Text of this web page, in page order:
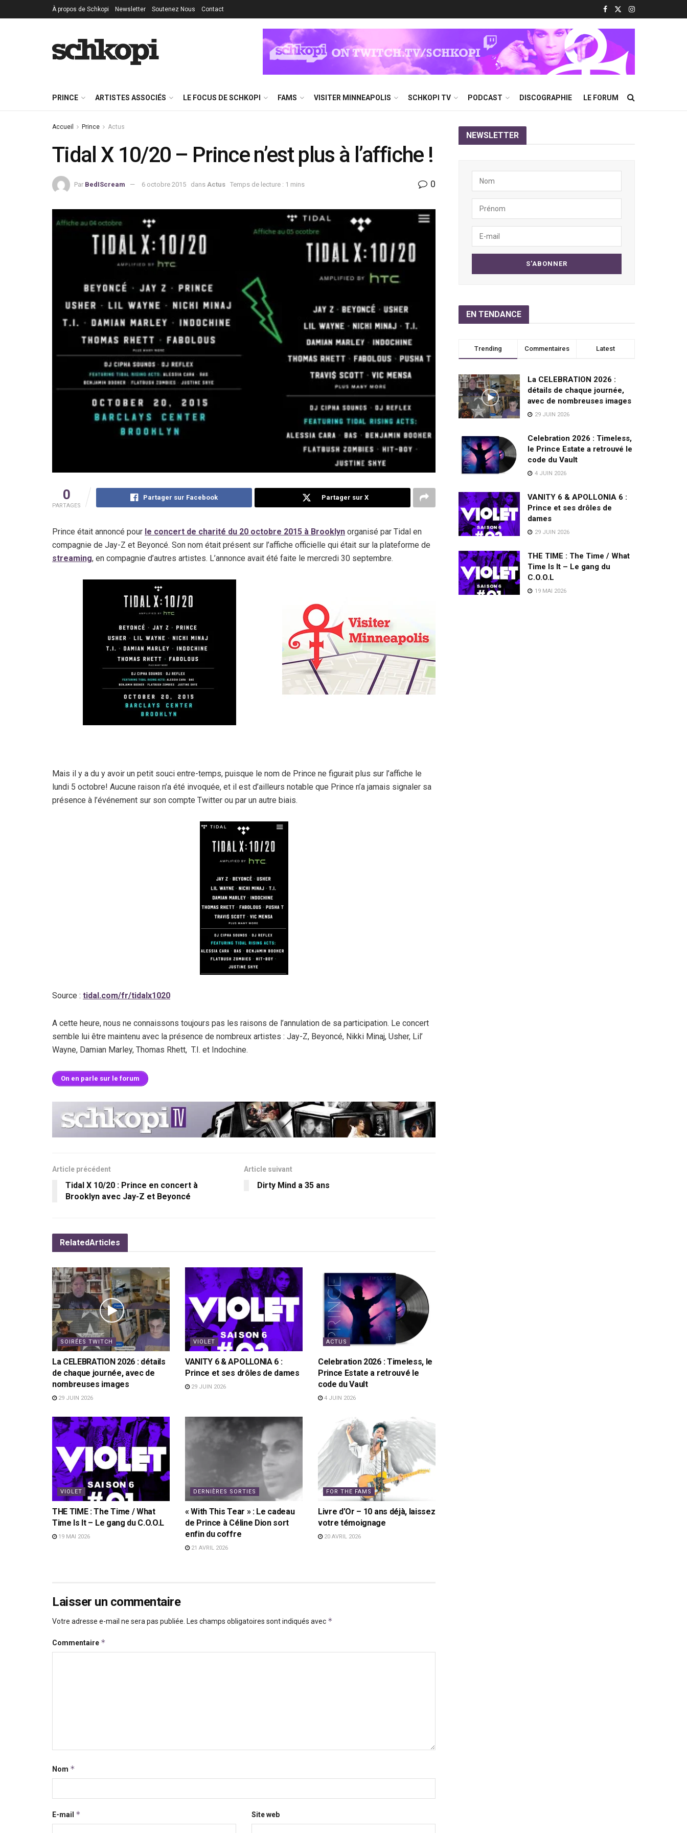
À propos de Schkopi Newsletter Soutenez Nous Contact
PRINCE ARTISTES ASSOCIÉS LE FOCUS DE SCHKOPI FAMS VISITER MINNEAPOLIS SCHKOPI TV PODCAST DISCOGRAPHIE LE FORUM
Accueil Prince Actus
Tidal X 10/20 – Prince n’est plus à l’affiche !
Par BedIScream 6 octobre 2015 dans Actus Temps de lecture : 1 mins 0
0
PARTAGES
Partager sur Facebook Partager sur X
Prince était annoncé pour le concert de charité du 20 octobre 2015 à Brooklyn organisé par Tidal en
compagnie de Jay-Z et Beyoncé. Son nom était présent sur l’affiche officielle qui était sur la plateforme de
streaming, en compagnie d’autres artistes. L’annonce avait été faite le mercredi 30 septembre.
Mais il y a du y avoir un petit souci entre-temps, puisque le nom de Prince ne figurait plus sur l’affiche le
lundi 5 octobre! Aucune raison n’a été invoquée, et il est d’ailleurs notable que Prince n’a jamais signaler sa
présence à l’événement sur son compte Twitter ou par un autre biais.
Source : tidal.com/fr/tidalx1020
A cette heure, nous ne connaissons toujours pas les raisons de l’annulation de sa participation. Le concert
semble lui être maintenu avec la présence de nombreux artistes : Jay-Z, Beyoncé, Nikki Minaj, Usher, Lil’
Wayne, Damian Marley, Thomas Rhett, T.I. et Indochine.
On en parle sur le forum
Article précédent
Tidal X 10/20 : Prince en concert à
Brooklyn avec Jay-Z et Beyoncé
Article suivant
Dirty Mind a 35 ans
RelatedArticles
SOIRÉES TWITCH
La CELEBRATION 2026 : détails
de chaque journée, avec de
nombreuses images
29 JUIN 2026
VIOLET
VANITY 6 & APOLLONIA 6 :
Prince et ses drôles de dames
29 JUIN 2026
ACTUS
Celebration 2026 : Timeless, le
Prince Estate a retrouvé le
code du Vault
4 JUIN 2026
VIOLET
THE TIME : The Time / What
Time Is It – Le gang du C.O.O.L
19 MAI 2026
DERNIÈRES SORTIES
« With This Tear » : Le cadeau
de Prince à Céline Dion sort
enfin du coffre
21 AVRIL 2026
FOR THE FAMS
Livre d’Or – 10 ans déjà, laissez
votre témoignage
20 AVRIL 2026
Laisser un commentaire
Votre adresse e-mail ne sera pas publiée. Les champs obligatoires sont indiqués avec *
Commentaire *
Nom *
E-mail * Site web
NEWSLETTER
EN TENDANCE
Trending Commentaires Latest
La CELEBRATION 2026 :
détails de chaque journée,
avec de nombreuses images
29 JUIN 2026
Celebration 2026 : Timeless,
le Prince Estate a retrouvé le
code du Vault
4 JUIN 2026
VANITY 6 & APOLLONIA 6 :
Prince et ses drôles de
dames
29 JUIN 2026
THE TIME : The Time / What
Time Is It – Le gang du
C.O.O.L
19 MAI 2026